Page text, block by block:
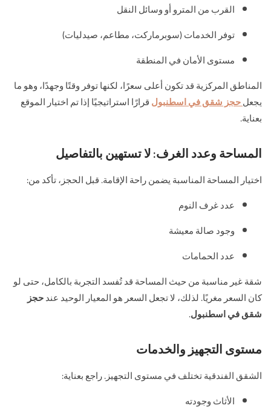
القرب من المترو أو وسائل النقل
توفر الخدمات (سوبرماركت، مطاعم، صيدليات)
مستوى الأمان في المنطقة
المناطق المركزية قد تكون أعلى سعرًا، لكنها توفر وقتًا وجهدًا، وهو ما
يجعلحجز شقق في اسطنبولقرارًا استراتيجيًا إذا تم اختيار الموقع
بعناية.
المساحة وعدد الغرف: لا تستهين بالتفاصيل
اختيار المساحة المناسبة يضمن راحة الإقامة. قبل الحجز، تأكد من:
عدد غرف النوم
وجود صالة معيشة
عدد الحمامات
شقة غير مناسبة من حيث المساحة قد تُفسد التجربة بالكامل، حتى لو
كان السعر مغريًا. لذلك، لا تجعل السعر هو المعيار الوحيد عندحجز
شقق في اسطنبول.
مستوى التجهيز والخدمات
الشقق الفندقية تختلف في مستوى التجهيز. راجع بعناية:
الأثاث وجودته